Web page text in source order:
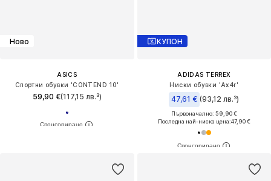
Ново
ASICS
Спортни обувки 'CONTEND 10'
59,90 €(117,15 лв.³)
КУПОН
ADIDAS TERREX
Ниски обувки 'Ax4r'
47,61 € (93,12 лв.³)
Първоначално: 59,90 €
Последна най-ниска цена:47,90 €